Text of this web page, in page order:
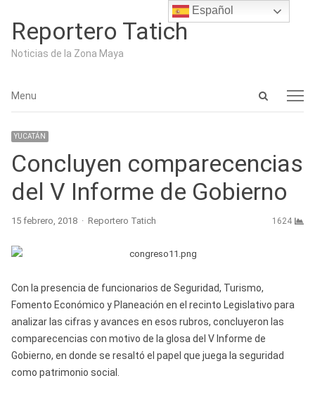
Reportero Tatich
Noticias de la Zona Maya
Open
Menu
Menu
YUCATÁN
Concluyen comparecencias
del V Informe de Gobierno
15 febrero, 2018 Author
Reportero Tatich 1624
Con la presencia de funcionarios de Seguridad, Turismo,
Fomento Económico y Planeación en el recinto Legislativo para
analizar las cifras y avances en esos rubros, concluyeron las
comparecencias con motivo de la glosa del V Informe de
Gobierno, en donde se resaltó el papel que juega la seguridad
como patrimonio social.
Español